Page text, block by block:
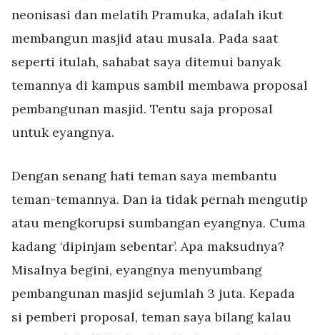
neonisasi dan melatih Pramuka, adalah ikut
membangun masjid atau musala. Pada saat
seperti itulah, sahabat saya ditemui banyak
temannya di kampus sambil membawa proposal
pembangunan masjid. Tentu saja proposal
untuk eyangnya.
Dengan senang hati teman saya membantu
teman-temannya. Dan ia tidak pernah mengutip
atau mengkorupsi sumbangan eyangnya. Cuma
kadang ‘dipinjam sebentar’. Apa maksudnya?
Misalnya begini, eyangnya menyumbang
pembangunan masjid sejumlah 3 juta. Kepada
si pemberi proposal, teman saya bilang kalau